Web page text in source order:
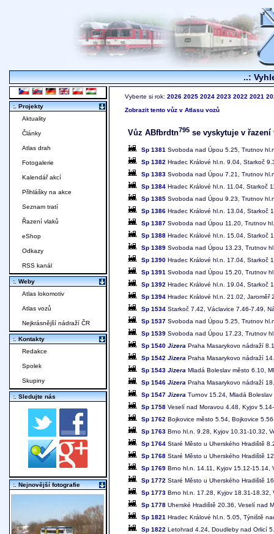
..:
Vyberte si rok: 2026 2025 2024 2023 2022 2021
Zobrazit tento vůz v Atlasu vozů
Vůz ABfbrdtn795 se vyskytuje v řazení
Sp 1381 Svoboda nad Úpou 5.25, Trutnov
Sp 1382 Hradec Králové hl.n. 9.04, Starkoč
Sp 1383 Svoboda nad Úpou 7.21, Trutnov
Sp 1384 Hradec Králové hl.n. 11.04, Starkoč
Sp 1385 Svoboda nad Úpou 9.23, Trutnov
Sp 1386 Hradec Králové hl.n. 13.04, Starkoč
Sp 1387 Svoboda nad Úpou 11.20, Trutnov
Sp 1388 Hradec Králové hl.n. 15.04, Starkoč
Sp 1389 Svoboda nad Úpou 13.23, Trutnov
Sp 1390 Hradec Králové hl.n. 17.04, Starkoč
Sp 1391 Svoboda nad Úpou 15.20, Trutnov
Sp 1392 Hradec Králové hl.n. 19.04, Starkoč
Sp 1394 Hradec Králové hl.n. 21.02,
Sp 1534 Starkoč 7.42, Václavice 7.46-7.49,
Sp 1537 Svoboda nad Úpou 5.25, Trutnov
Sp 1539 Svoboda nad Úpou 17.23, Trutnov
Sp 1540 Jizera Praha Masarykovo nádraží
Sp 1542 Jizera Praha Masarykovo nádraží
Sp 1543 Jizera Mladá Boleslav město 6.10,
Sp 1546 Jizera Praha Masarykovo nádraží
Sp 1547 Jizera Turnov 15.24, Mladá
Sp 1758 Veselí nad Moravou 4.48, Kyjov
Sp 1762 Bojkovice město 5.54, Bojkovice
Sp 1763 Brno hl.n. 9.28, Kyjov 10.31-10.32,
Sp 1764 Staré Město u Uherského Hradiště
Sp 1768 Staré Město u Uherského Hradiště
Sp 1769 Brno hl.n. 14.11, Kyjov 15.12-15.14,
Sp 1772 Staré Město u Uherského Hradiště
Sp 1773 Brno hl.n. 17.28, Kyjov 18.31-18.32,
Sp 1778 Uherské Hradiště 20.36, Veselí nad
Sp 1821 Hradec Králové hl.n. 5.05, Týniště
Sp 1822 Letohrad 4.24, Doudleby nad Orlicí
:. Projekty
Aktuality
Články
Atlas drah
Fotogalerie
Kalendář akcí
Přihlášky na akce
Seznam tratí
Řazení vlaků
eShop
Odkazy
RSS kanál
:. Weby
Atlas lokomotiv
Atlas vozů
Nejkrásnější nádraží ČR
:. Kontakty
Redakce
Spolek
Skupiny
:. Sledujte nás
:. Nejnovější fotografie